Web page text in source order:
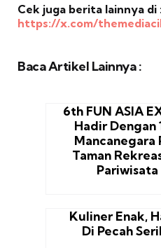
Cek juga berita lainnya di
https://x.com/
Baca Artikel Lainnya :
6th FUN ASIA
Hadir Dengan
Mancanegara
Taman
Kuliner Enak,
Di Pecah